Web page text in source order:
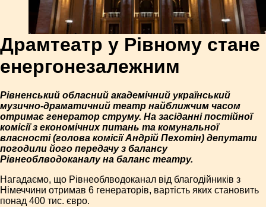
Драмтеатр у Рівному стане
енергонезалежним
Рівненський обласний академічний український
музично-драматичний театр найближчим часом
отримає генератор струму. На засіданні постійної
комісії з економічних питань та комунальної
власності (голова комісії Андрій Пехотін) депутати
погодили його передачу з балансу
Рівнеоблводоканалу на баланс театру.
Нагадаємо, що Рівнеоблводоканал від благодійників з
Німеччини отримав 6 генераторів, вартість яких становить
понад 400 тис. євро.